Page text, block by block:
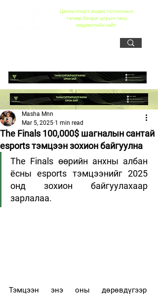
Цахим спорт, видео тоглоомын
талаар бичдэг цорын ганц
мэдээллийн сайт
The Finals 100,000$ шагналын сантай
esports тэмцээн зохион байгуулна
Masha Mnn
Mar 5, 2025 1 min read
The Finals өөрийн анхны албан
ёсны esports тэмцээнийг 2025
онд зохион байгуулахаар
зарлалаа.
Тэмцээн энэ оны дөрөвдүгээр